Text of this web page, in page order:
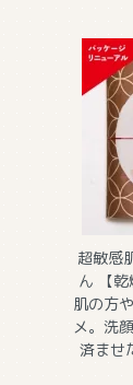
超敏感
ん 【
肌の方
メ。洗
済ませ